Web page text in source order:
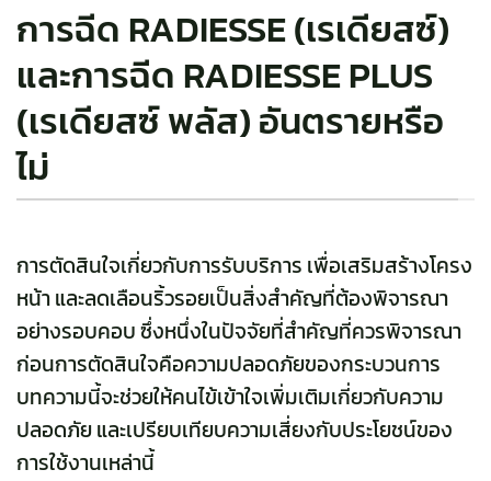
การฉีด RADIESSE (เรเดียสซ์)
และการฉีด RADIESSE PLUS
(เรเดียสซ์ พลัส) อันตรายหรือ
ไม่
การตัดสินใจเกี่ยวกับการรับบริการ เพื่อเสริมสร้างโครง
หน้า และลดเลือนริ้วรอยเป็นสิ่งสำคัญที่ต้องพิจารณา
อย่างรอบคอบ ซึ่งหนึ่งในปัจจัยที่สำคัญที่ควรพิจารณา
ก่อนการตัดสินใจคือความปลอดภัยของกระบวนการ
บทความนี้จะช่วยให้คนไข้เข้าใจเพิ่มเติมเกี่ยวกับความ
ปลอดภัย และเปรียบเทียบความเสี่ยงกับประโยชน์ของ
การใช้งานเหล่านี้